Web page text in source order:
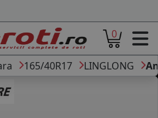
0
165/40R17 LINGLONG